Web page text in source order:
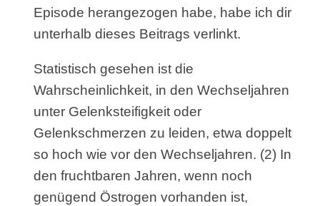
Episode herangezogen habe, habe ich dir
unterhalb dieses Beitrags verlinkt.
Statistisch gesehen ist die
Wahrscheinlichkeit, in den Wechseljahren
unter Gelenksteifigkeit oder
Gelenkschmerzen zu leiden, etwa doppelt
so hoch wie vor den Wechseljahren. (2) In
den fruchtbaren Jahren, wenn noch
genügend Östrogen vorhanden ist,